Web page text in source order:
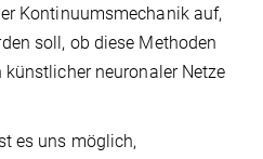
Kontinuumsmechanik auf,
soll, ob diese Methoden
neuronaler Netze
es uns möglich,